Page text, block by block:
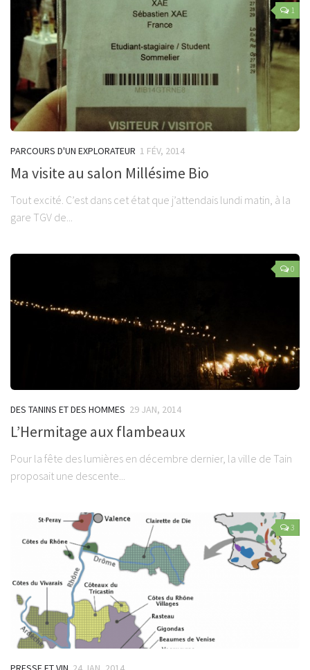
1
PARCOURS D'UN EXPLORATEUR 1 FÉV, 2014
Ma visite au salon Millésime Bio
Tout excité. C’est dans cet état que j’attendais lundi matin, à la
gare TGV de...
0
DES TANINS ET DES HOMMES 29 JAN, 2014
L’Hermitage aux flambeaux
Pour la fête des lumières en décembre dernier, la ville de Tain
proposait une descente...
3